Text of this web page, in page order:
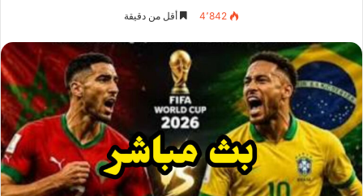
4٬842 أقل من دقيقة